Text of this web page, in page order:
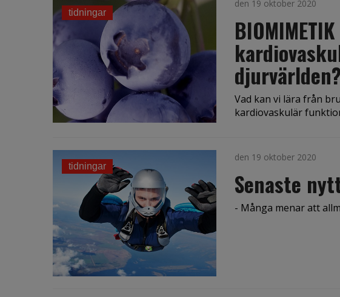
tidningar
den 19 oktober 2020
Vad kan vi lära från
kardiovaskulär
tidningar
den 19 oktober 2020
Senaste
- Många menar att